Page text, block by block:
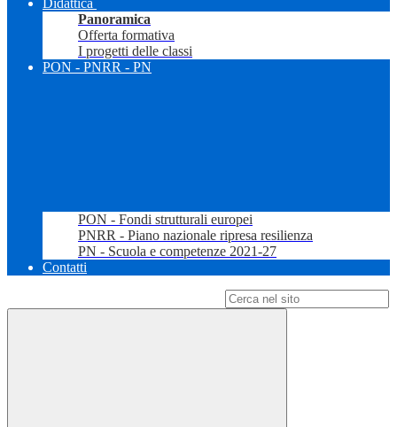
Didattica
Panoramica
Offerta formativa
I progetti delle classi
PON - PNRR - PN
PON - Fondi strutturali europei
PNRR - Piano nazionale ripresa resilienza
PN - Scuola e competenze 2021-27
Contatti